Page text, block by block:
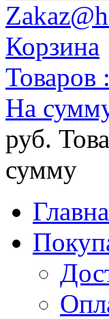
Корзина
Товаров :
На
руб.
сумму